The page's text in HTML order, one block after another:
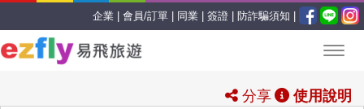
企業 | 會員/訂單 | 同業 | 簽證 | 防詐騙須知 |
分享 使用說明